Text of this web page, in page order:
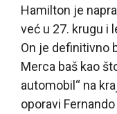
Hamilton je
već u 27. krugu i
On je definitivno
Merca baš kao
automobil“ na
oporavi